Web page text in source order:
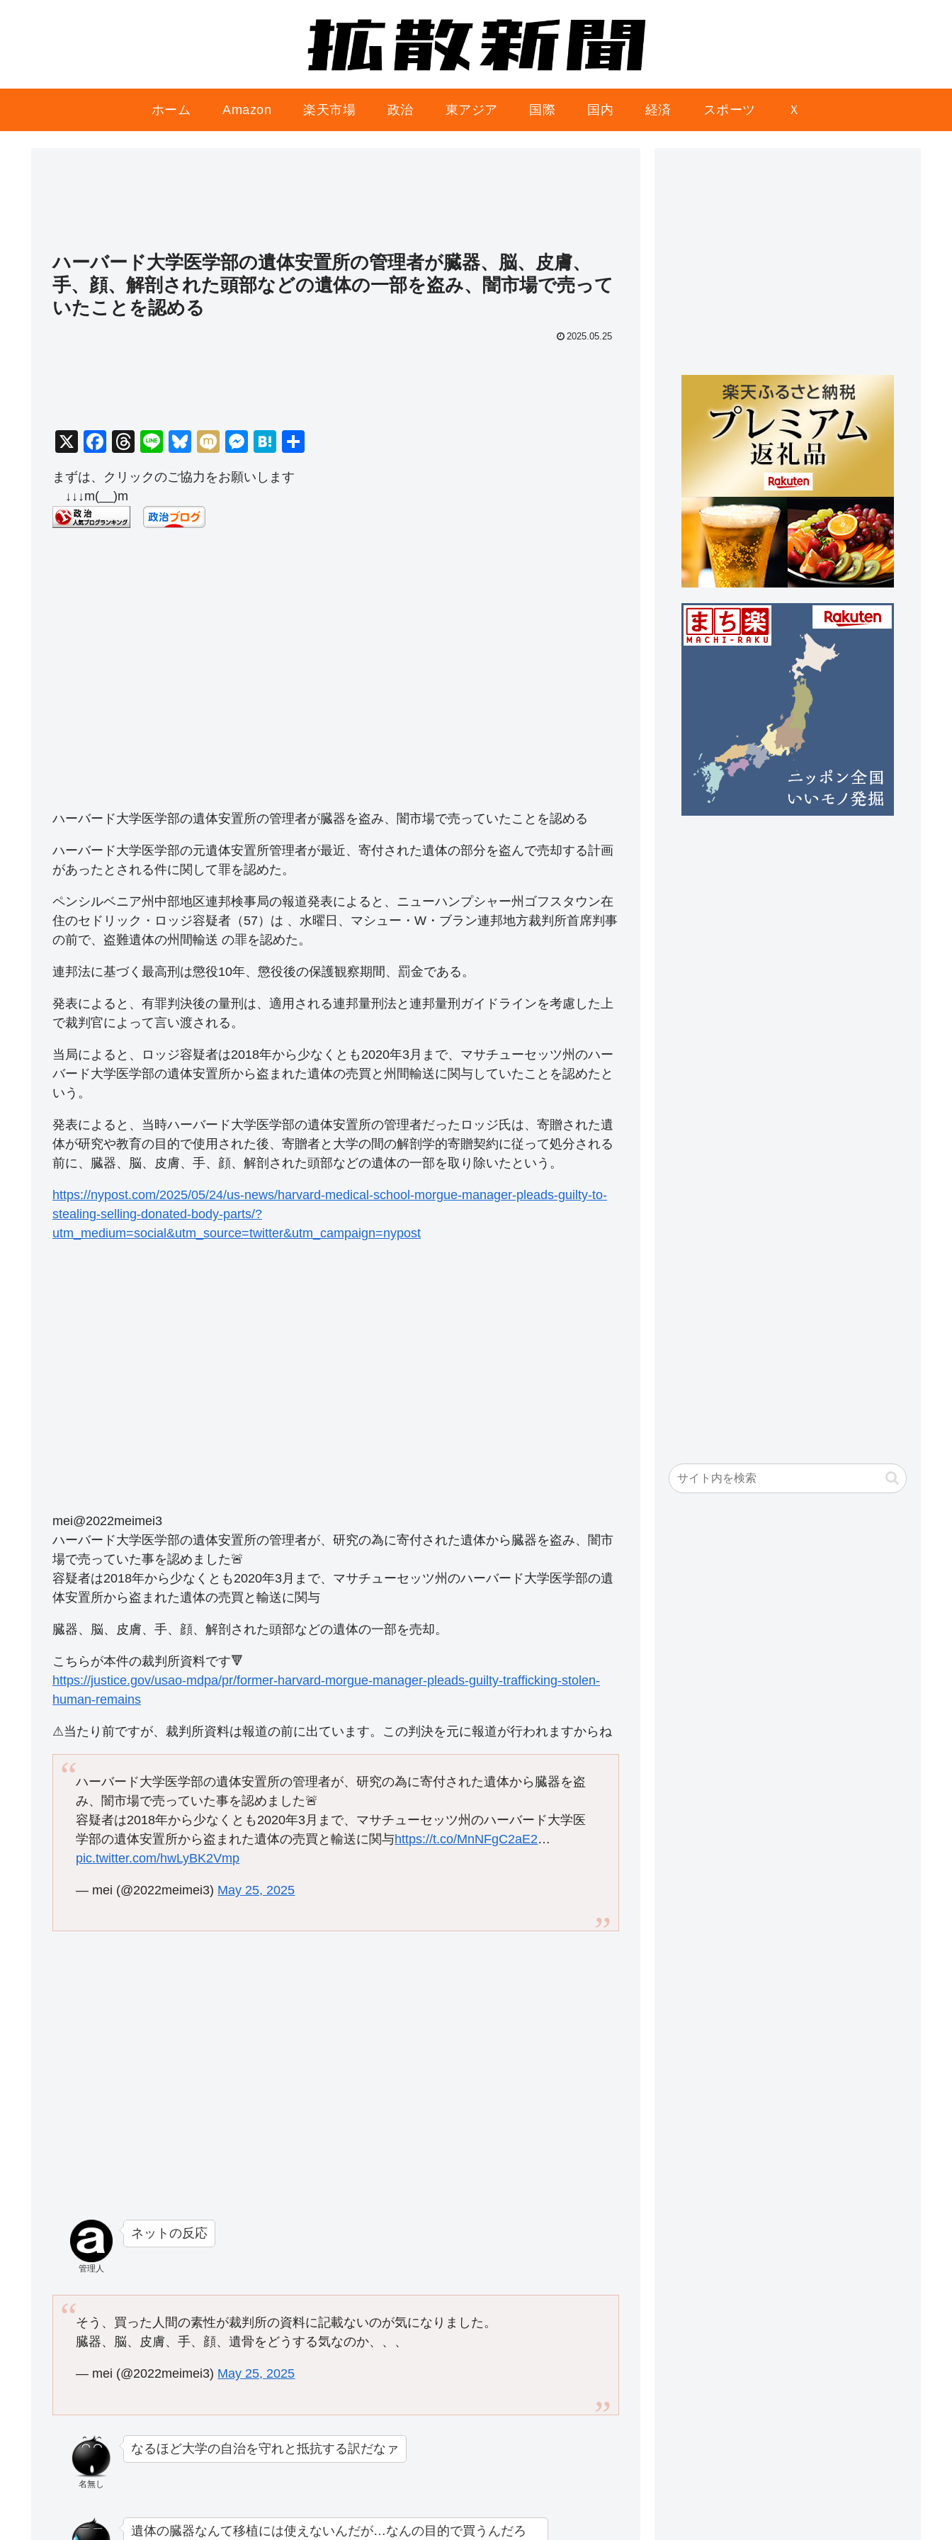
ホーム Amazon 楽天市場 政治 東アジア 国際 国内 経済 スポーツ Ｘ
ハーバード大学医学部の遺体安置所の管理者が臓器、脳、皮膚、
手、顔、解剖された頭部などの遺体の一部を盗み、闇市場で売って
いたことを認める
2025.05.25
X
F
c
e
b
T
e
a
d
Li
e
Bl
u
e
sk
y
M
M
ss
H
e
まずは、クリックのご協力をお願いします
↓↓↓m(__)m
ハーバード大学医学部の遺体安置所の管理者が臓器を盗み、闇市場で売っていたことを認める
ハーバード大学医学部の元遺体安置所管理者が最近、寄付された遺体の部分を盗んで売却する計画
があったとされる件に関して罪を認めた。
ペンシルベニア州中部地区連邦検事局の報道発表によると、ニューハンプシャー州ゴフスタウン在
住のセドリック・ロッジ容疑者（57）は 、水曜日、マシュー・W・ブラン連邦地方裁判所首席判事
の前で、盗難遺体の州間輸送 の罪を認めた。
連邦法に基づく最高刑は懲役10年、懲役後の保護観察期間、罰金である。
発表によると、有罪判決後の量刑は、適用される連邦量刑法と連邦量刑ガイドラインを考慮した上
で裁判官によって言い渡される。
当局によると、ロッジ容疑者は2018年から少なくとも2020年3月まで、マサチューセッツ州のハー
バード大学医学部の遺体安置所から盗まれた遺体の売買と州間輸送に関与していたことを認めたと
いう。
発表によると、当時ハーバード大学医学部の遺体安置所の管理者だったロッジ氏は、寄贈された遺
体が研究や教育の目的で使用された後、寄贈者と大学の間の解剖学的寄贈契約に従って処分される
前に、臓器、脳、皮膚、手、顔、解剖された頭部などの遺体の一部を取り除いたという。
https://nypost.com/2025/05/24/us-news/harvard-medical-school-morgue-manager-pleads-guilty-to-
stealing-selling-donated-body-parts/?
utm_medium=social&utm_source=twitter&utm_campaign=nypost
mei@2022meimei3
ハーバード大学医学部の遺体安置所の管理者が、研究の為に寄付された遺体から臓器を盗み、闇市
場で売っていた事を認めました🚨
容疑者は2018年から少なくとも2020年3月まで、マサチューセッツ州のハーバード大学医学部の遺
体安置所から盗まれた遺体の売買と輸送に関与
臓器、脳、皮膚、手、顔、解剖された頭部などの遺体の一部を売却。
こちらが本件の裁判所資料です🔻
https://justice.gov/usao-mdpa/pr/former-harvard-morgue-manager-pleads-guilty-trafficking-stolen-
human-remains
⚠︎当たり前ですが、裁判所資料は報道の前に出ています。この判決を元に報道が行われますからね
ハーバード大学医学部の遺体安置所の管理者が、研究の為に寄付された遺体から臓器を盗
み、闇市場で売っていた事を認めました🚨
容疑者は2018年から少なくとも2020年3月まで、マサチューセッツ州のハーバード大学医
学部の遺体安置所から盗まれた遺体の売買と輸送に関与https://t.co/MnNFgC2aE2…
pic.twitter.com/hwLyBK2Vmp
— mei (@2022meimei3) May 25, 2025
管理人
ネットの反応
そう、買った人間の素性が裁判所の資料に記載ないのが気になりました。
臓器、脳、皮膚、手、顔、遺骨をどうする気なのか、、、
— mei (@2022meimei3) May 25, 2025
名無し
なるほど大学の自治を守れと抵抗する訳だなァ
遺体の臓器なんて移植には使えないんだが…なんの目的で買うんだろ